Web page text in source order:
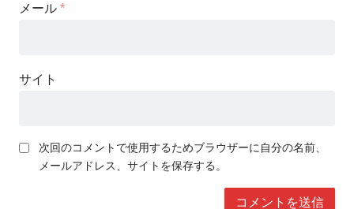
メール *
サイト
次回のコメントで使用するためブラウザーに自分の名前、
メールアドレス、サイトを保存する。